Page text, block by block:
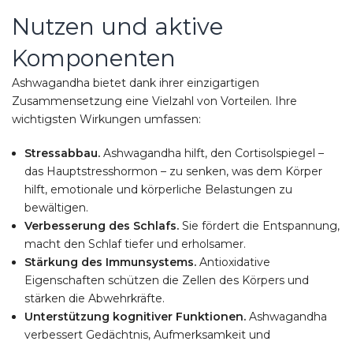
Nutzen und aktive
Komponenten
Ashwagandha bietet dank ihrer einzigartigen
Zusammensetzung eine Vielzahl von Vorteilen. Ihre
wichtigsten Wirkungen umfassen:
Stressabbau. Ashwagandha hilft, den Cortisolspiegel –
das Hauptstresshormon – zu senken, was dem Körper
hilft, emotionale und körperliche Belastungen zu
bewältigen.
Verbesserung des Schlafs. Sie fördert die Entspannung,
macht den Schlaf tiefer und erholsamer.
Stärkung des Immunsystems. Antioxidative
Eigenschaften schützen die Zellen des Körpers und
stärken die Abwehrkräfte.
Unterstützung kognitiver Funktionen. Ashwagandha
verbessert Gedächtnis, Aufmerksamkeit und